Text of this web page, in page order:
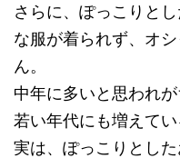
さらに、ぽっこりと
な服が着られず、オ
ん。
中年に多いと思われ
若い年代にも増えてい
実は、ぽっこりとし